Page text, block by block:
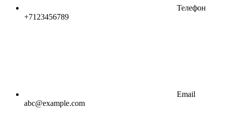
Телефон
+7123456789
Email
abc@example.com